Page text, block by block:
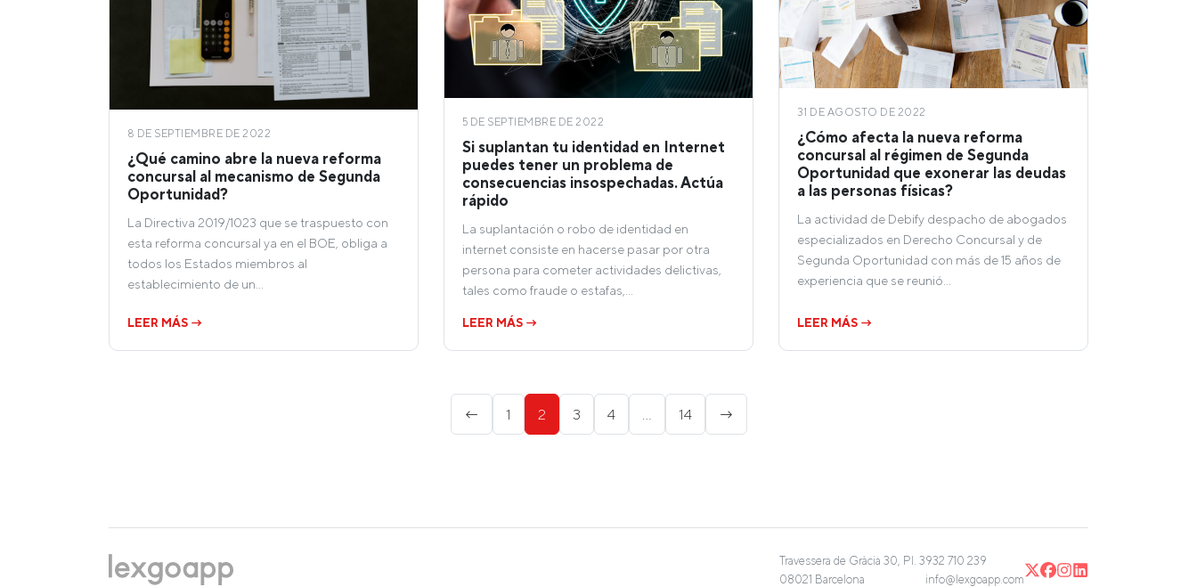
8 DE SEPTIEMBRE DE 2022
¿Qué camino abre la nueva reforma
concursal al mecanismo de Segunda
Oportunidad?
La Directiva 2019/1023 que se traspuesto con
esta reforma concursal ya en el BOE, obliga a
todos los Estados miembros al
establecimiento de un…
LEER MÁS →
5 DE SEPTIEMBRE DE 2022
Si suplantan tu identidad en Internet
puedes tener un problema de
consecuencias insospechadas. Actúa
rápido
La suplantación o robo de identidad en
internet consiste en hacerse pasar por otra
persona para cometer actividades delictivas,
tales como fraude o estafas,…
LEER MÁS →
31 DE AGOSTO DE 2022
¿Cómo afecta la nueva reforma
concursal al régimen de Segunda
Oportunidad que exonerar las deudas
a las personas físicas?
La actividad de Debify despacho de abogados
especializados en Derecho Concursal y de
Segunda Oportunidad con más de 15 años de
experiencia que se reunió…
LEER MÁS →
← 1 2 3 4 14 →
Travessera de Gràcia 30, Pl. 3
08021 Barcelona
932 710 239
info@lexgoapp.com